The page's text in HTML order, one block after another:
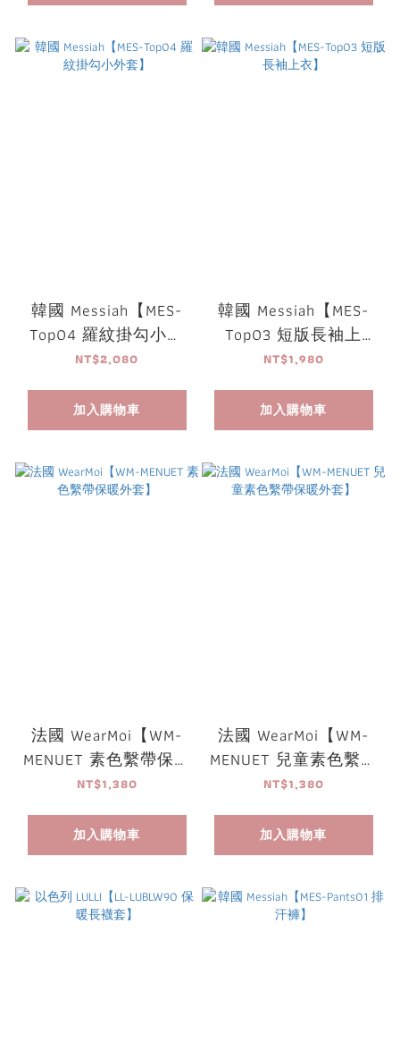
韓國 Messiah【MES-
Top04 羅紋掛勾小外
套】
NT$2,080
加入購物車
韓國 Messiah【MES-
Top03 短版長袖上
衣】
NT$1,980
加入購物車
法國 WearMoi【WM-
MENUET 素色繫帶保暖
外套】
NT$1,380
加入購物車
法國 WearMoi【WM-
MENUET 兒童素色繫帶
保暖外套】
NT$1,380
加入購物車